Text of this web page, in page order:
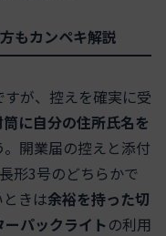
もカンペキ解説
が、控えを確実に受
に自分の住所氏名を
開業届の控えと添付
形3号のどちらかで
きは余裕を持った切
パックライトの利用